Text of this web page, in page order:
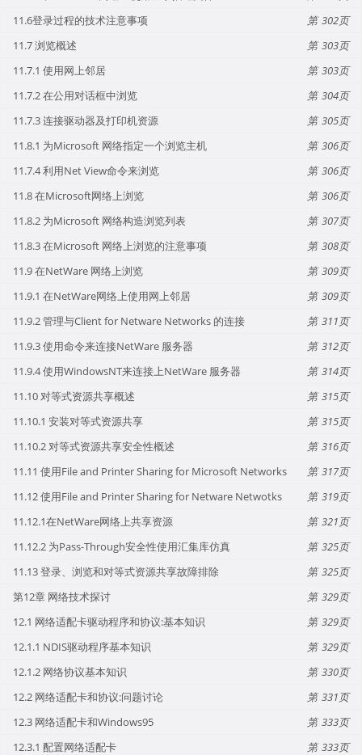
11.6登录过程的技术注意事项
302
11.7 浏览概述
303
11.7.1 使用网上邻居
303
11.7.2 在公用对话框中浏览
304
11.7.3 连接驱动器及打印机资源
305
11.8.1 为Microsoft 网络指定一个浏览主机
306
11.7.4 利用Net View命令来浏览
306
11.8 在Microsoft网络上浏览
306
11.8.2 为Microsoft 网络构造浏览列表
307
11.8.3 在Microsoft 网络上浏览的注意事项
308
11.9 在NetWare 网络上浏览
309
11.9.1 在NetWare网络上使用网上邻居
309
11.9.2 管理与Client for Netware Networks 的连接
311
11.9.3 使用命令来连接NetWare 服务器
312
11.9.4 使用WindowsNT来连接上NetWare 服务器
314
11.10 对等式资源共享概述
315
11.10.1 安装对等式资源共享
315
11.10.2 对等式资源共享安全性概述
316
11.11 使用File and Printer Sharing for Microsoft Networks
317
11.12 使用File and Printer Sharing for Netware Netwotks
319
11.12.1在NetWare网络上共享资源
321
11.12.2 为Pass-Through安全性使用汇集库仿真
325
11.13 登录、浏览和对等式资源共享故障排除
325
第12章 网络技术探讨
329
12.1 网络适配卡驱动程序和协议:基本知识
329
12.1.1 NDIS驱动程序基本知识
329
12.1.2 网络协议基本知识
330
12.2 网络适配卡和协议:问题讨论
331
12.3 网络适配卡和Windows95
333
12.3.1 配置网络适配卡
333